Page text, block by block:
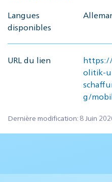
Langues
disponibles
URL du lien
olitik-
g/
Dernière modification: 8 Juin